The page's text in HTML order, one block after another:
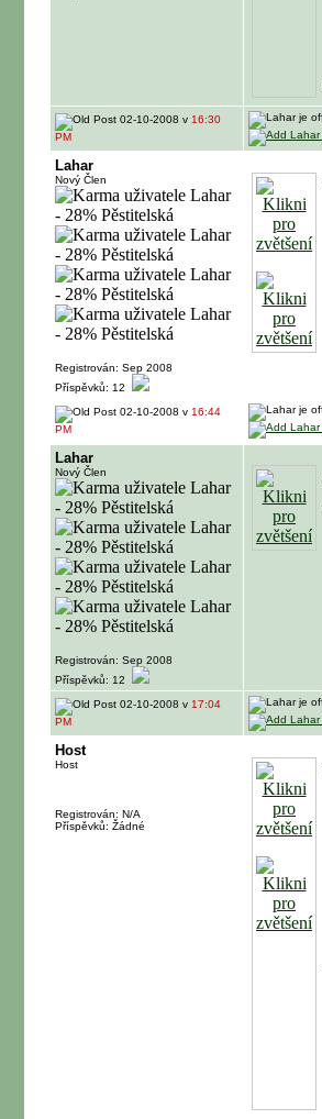
02-10-2008 v 16:30
PM
Lahar
Nový Člen
Registrován: Sep 2008
Příspěvků: 12
02-10-2008 v 16:44
PM
Lahar
Nový Člen
Registrován: Sep 2008
Příspěvků: 12
02-10-2008 v 17:04
PM
Host
Host
Registrován: N/A
Příspěvků: Žádné